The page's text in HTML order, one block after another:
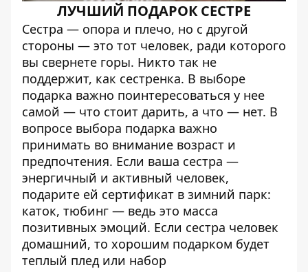
ЛУЧШИЙ ПОДАРОК СЕСТРЕ
Сестра — опора и плечо, но с другой
стороны — это тот человек, ради которого
вы свернете горы. Никто так не
поддержит, как сестренка. В выборе
подарка важно поинтересоваться у нее
самой — что стоит дарить, а что — нет. В
вопросе выбора подарка важно
принимать во внимание возраст и
предпочтения. Если ваша сестра —
энергичный и активный человек,
подарите ей сертификат в зимний парк:
каток, тюбинг — ведь это масса
позитивных эмоций. Если сестра человек
домашний, то хорошим подарком будет
теплый плед или набор